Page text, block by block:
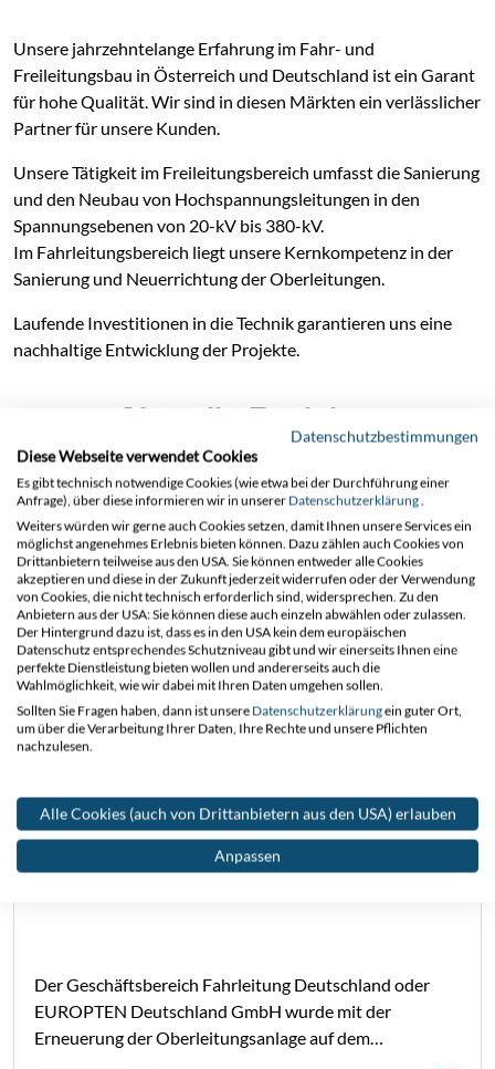
Unsere jahrzehntelange Erfahrung im Fahr- und
Freileitungsbau in Österreich und Deutschland ist ein Garant
für hohe Qualität. Wir sind in diesen Märkten ein verlässlicher
Partner für unsere Kunden.
Unsere Tätigkeit im Freileitungsbereich umfasst die Sanierung
und den Neubau von Hochspannungsleitungen in den
Spannungsebenen von 20-kV bis 380-kV.
Im Fahrleitungsbereich liegt unsere Kernkompetenz in der
Sanierung und Neuerrichtung der Oberleitungen.
Laufende Investitionen in die Technik garantieren uns eine
nachhaltige Entwicklung der Projekte.
Aktuelle Projekte
Folgend finden Sie unsere aktuellen Projekte im Fahr- und
Freileitungsbau.
Moosburg-Bruckberg
Der Geschäftsbereich Fahrleitung Deutschland oder
EUROPTEN Deutschland GmbH wurde mit der
Erneuerung der Oberleitungsanlage auf dem
Datenschutzbestimmungen
Diese Webseite verwendet Cookies
Es gibt technisch notwendige Cookies (wie etwa bei der Durchführung einer
Anfrage), über diese informieren wir in unserer Datenschutzerklärung.
Weiters würden wir gerne auch Cookies setzen, damit Ihnen unsere Services ein
möglichst angenehmes Erlebnis bieten können. Dazu zählen auch Cookies von
Drittanbietern teilweise aus den USA. Sie können entweder alle Cookies
akzeptieren und diese in der Zukunft jederzeit widerrufen oder der Verwendung
von Cookies, die nicht technisch erforderlich sind, widersprechen. Zu den
Anbietern aus der USA: Sie können diese auch einzeln abwählen oder zulassen.
Der Hintergrund dazu ist, dass es in den USA kein dem europäischen
Datenschutz entsprechendes Schutzniveau gibt und wir einerseits Ihnen eine
perfekte Dienstleistung bieten wollen und andererseits auch die
Wahlmöglichkeit, wie wir dabei mit Ihren Daten umgehen sollen.
Sollten Sie Fragen haben, dann ist unsere Datenschutzerklärungein guter Ort,
um über die Verarbeitung Ihrer Daten, Ihre Rechte und unsere Pflichten
nachzulesen.
Alle Cookies (auch von Drittanbietern aus den USA) erlauben
Anpassen